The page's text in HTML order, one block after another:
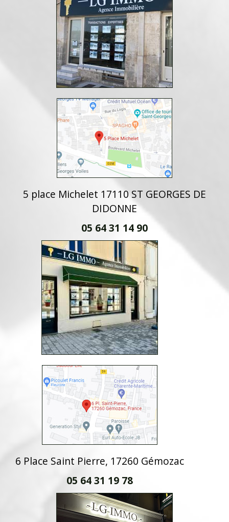
5 place Michelet 17110 ST GEORGES DE
DIDONNE
05 64 31 14 90
6 Place Saint Pierre, 17260 Gémozac
05 64 31 19 78